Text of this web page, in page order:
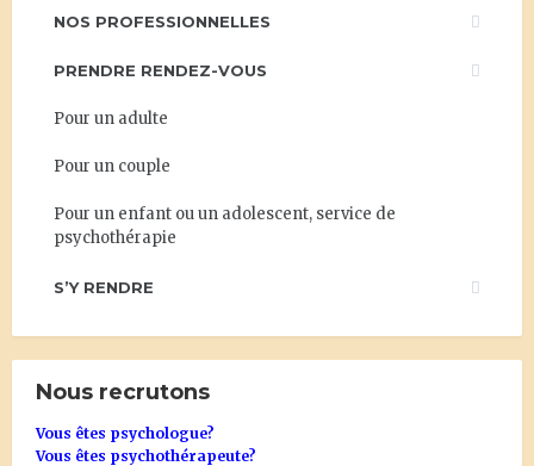
NOS PROFESSIONNELLES
PRENDRE RENDEZ-VOUS
Pour un adulte
Pour un couple
Pour un enfant ou un adolescent, service de
psychothérapie
S’Y RENDRE
Nous recrutons
Vous êtes psychologue?
Vous êtes psychothérapeute?